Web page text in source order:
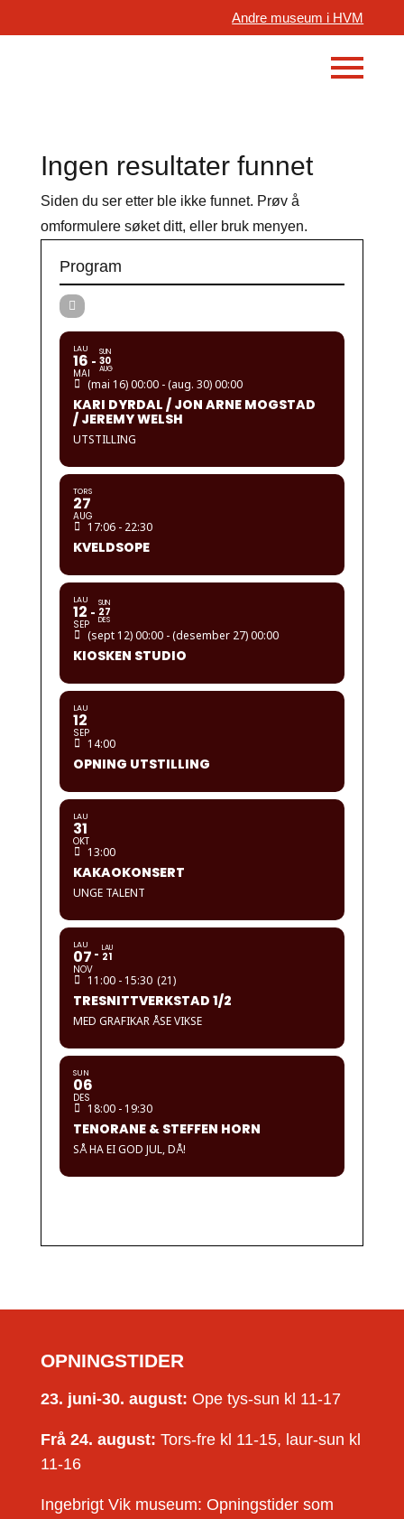
Andre museum i HVM
Ingen resultater funnet
Siden du ser etter ble ikke funnet. Prøv å
omformulere søket ditt, eller bruk menyen.
Program
LAU
16
MAI
SUN
30
AUG
(mai 16) 00:00 - (aug. 30) 00:00
KARI DYRDAL / JON ARNE MOGSTAD
/ JEREMY WELSH
UTSTILLING
TORS
27
AUG
17:06 - 22:30
KVELDSOPE
LAU
12
SEP
SUN
27
DES
(sept 12) 00:00 - (desember 27) 00:00
KIOSKEN STUDIO
LAU
12
SEP
14:00
OPNING UTSTILLING
LAU
31
OKT
13:00
KAKAOKONSERT
UNGE TALENT
LAU
07
NOV
LAU
21
11:00 - 15:30 (21)
TRESNITTVERKSTAD 1/2
MED GRAFIKAR ÅSE VIKSE
SUN
06
DES
18:00 - 19:30
TENORANE & STEFFEN HORN
SÅ HA EI GOD JUL, DÅ!
OPNINGSTIDER
23. juni-30. august: Ope tys-sun kl 11-17
Frå 24. august: Tors-fre kl 11-15, laur-sun kl
11-16
Ingebrigt Vik museum: Opningstider som